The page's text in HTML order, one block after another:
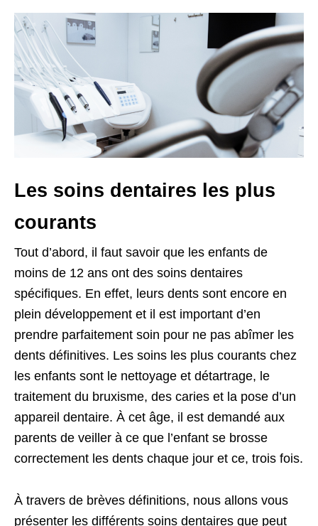
Les soins dentaires les plus
courants
Tout d’abord, il faut savoir que les enfants de
moins de 12 ans ont des soins dentaires
spécifiques. En effet, leurs dents sont encore en
plein développement et il est important d’en
prendre parfaitement soin pour ne pas abîmer les
dents définitives. Les soins les plus courants chez
les enfants sont le nettoyage et détartrage, le
traitement du bruxisme, des caries et la pose d’un
appareil dentaire. À cet âge, il est demandé aux
parents de veiller à ce que l’enfant se brosse
correctement les dents chaque jour et ce, trois fois.
À travers de brèves définitions, nous allons vous
présenter les différents soins dentaires que peut